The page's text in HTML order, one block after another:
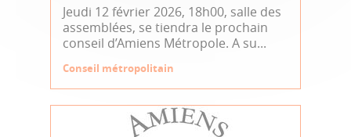
Jeudi 12 février 2026, 18h00, salle des
assemblées, se tiendra le prochain
conseil d’Amiens Métropole. A su...
Conseil métropolitain